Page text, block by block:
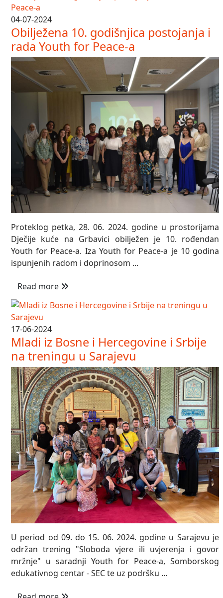
04-07-2024
Obilježena 10. godišnjica postojanja i
rada Youth for Peace-a
Proteklog petka, 28. 06. 2024. godine u prostorijama
Dječije kuće na Grbavici obilježen je 10. rođendan
Youth for Peace-a. Iza Youth for Peace-a je 10 godina
ispunjenih radom i doprinosom ...
Read more
17-06-2024
Mladi iz Bosne i Hercegovine i Srbije
na treningu u Sarajevu
U period od 09. do 15. 06. 2024. godine u Sarajevu je
održan trening "Sloboda vjere ili uvjerenja i govor
mržnje" u saradnji Youth for Peace-a, Somborskog
edukativnog centar - SEC te uz podršku ...